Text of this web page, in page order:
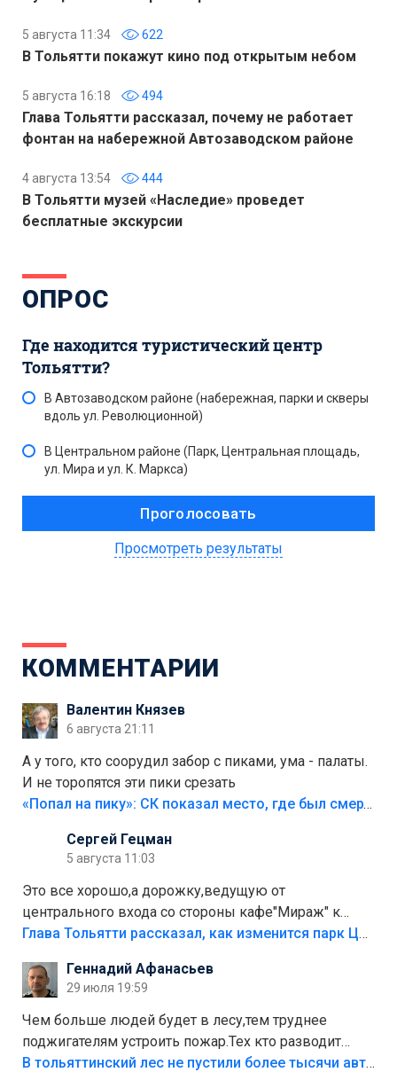
5 августа 11:34 622
В Тольятти покажут кино под открытым небом
5 августа 16:18 494
Глава Тольятти рассказал, почему не работает
фонтан на набережной Автозаводском районе
4 августа 13:54 444
В Тольятти музей «Наследие» проведет
бесплатные экскурсии
ОПРОС
Где находится туристический центр
Тольятти?
В Автозаводском районе (набережная, парки и скверы
вдоль ул. Революционной)
В Центральном районе (Парк, Центральная площадь,
ул. Мира и ул. К. Маркса)
Просмотреть результаты
КОММЕНТАРИИ
Валентин Князев
6 августа 21:11
А у того, кто соорудил забор с пиками, ума - палаты.
И не торопятся эти пики срезать
«Попал на пику»: СК показал место, где был смертельно травмирован ребенок в Тольятти
Сергей Гецман
5 августа 11:03
Это все хорошо,а дорожку,ведущую от
центрального входа со стороны кафе"Мираж" к
аттракционам слабо доделать?А то бордюры
лежала в парке и испортилась.Да еще,видимо,часть
украли.
Глава Тольятти рассказал, как изменится парк Центрального района
Геннадий Афанасьев
29 июля 19:59
Чем больше людей будет в лесу,тем труднее
поджигателям устроить пожар.Тех кто разводит
костры,тех надо безбожно штрафовать.Камер полно
В тольяттинский лес не пустили более тысячи автомобилей